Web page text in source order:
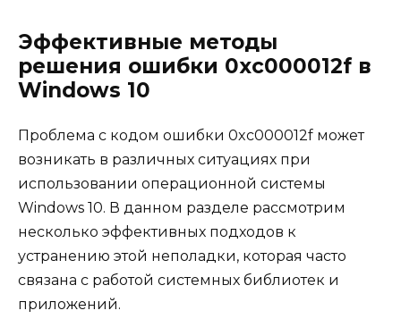
Эффективные методы
решения ошибки 0xc000012f в
Windows 10
Проблема с кодом ошибки 0xc000012f может
возникать в различных ситуациях при
использовании операционной системы
Windows 10. В данном разделе рассмотрим
несколько эффективных подходов к
устранению этой неполадки, которая часто
связана с работой системных библиотек и
приложений.